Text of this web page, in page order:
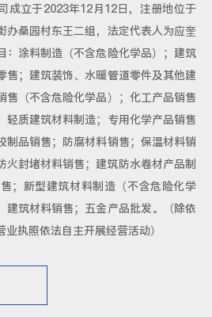
成立于2023年12月12日，注册地位于
办桑园村东王二组，法定代表人为应奎
：涂料制造（不含危险化学品）；建筑
售；建筑装饰、水暖管道零件及其他建
售（不含危险化学品）；化工产品销售
轻质建筑材料制造；专用化学产品销售
制品销售；防腐材料销售；保温材料销
火封堵材料销售；建筑防水卷材产品制
；新型建筑材料制造（不含危险化学
建筑材料销售；五金产品批发。（除依
执照依法自主开展经营活动）